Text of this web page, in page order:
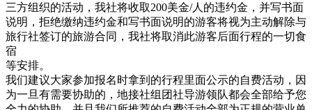
三方组织的活动，我社将收取200美金/人的违约金，并写书面
说明，拒绝缴纳违约金和写书面说明的游客将视为主动解除与
旅行社签订的旅游合同，我社将取消此游客后面行程的一切食
宿
等安排。
我们建议大家参加报名时拿到的行程里面公示的自费活动，因
为一旦有需要协助的，地接社组团社导游领队都会全部给予您